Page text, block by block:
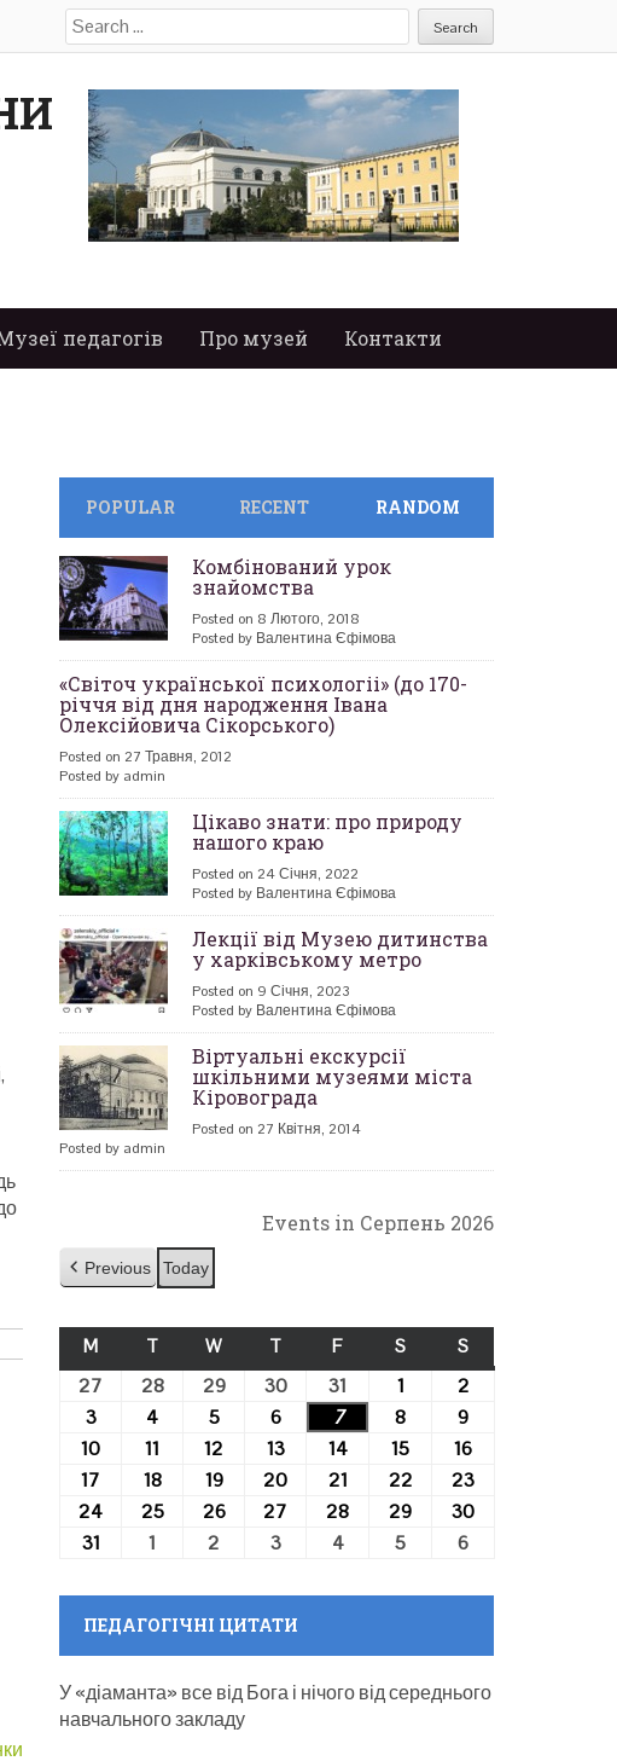
Search
for:
педагогів Про музей Контакти
POPULAR RECENT RANDOM
Комбінований урок
знайомства
Posted on 8 Лютого, 2018
Posted by Валентина Єфімова
«Світоч української психологіі» (до 170-
річчя від дня народження Івана
Олексійовича Сікорського)
Posted on 27 Травня, 2012
Posted by admin
Цікаво знати: про природу
нашого краю
Posted on 24 Січня, 2022
Posted by Валентина Єфімова
Лекції від Музею дитинства
у харківському метро
Posted on 9 Січня, 2023
Posted by Валентина Єфімова
Віртуальні екскурсії
шкільними музеями міста
Кіровограда
Posted on 27 Квітня, 2014
Posted by admin
Events in Серпень 2026
Previous Today
MПОНЕДІЛОК
TВІВТОРОК
WСЕРЕДА
TЧЕТВЕР
FП’ЯТНИЦЯ
SСУБОТА
SНЕДІЛЯ
27 27.07.2026
2828.07.2026
2929.07.2026
3030.07.2026
31 31.07.2026
1 01.08.2026
2
303.08.2026
4 04.08.2026
505.08.2026
606.08.2026
707.08.2026
8 08.08.2026
9
10 10.08.2026
11 11.08.2026
12 12.08.2026
1313.08.2026
1414.08.2026
15 15.08.2026
16
17 17.08.2026
1818.08.2026
1919.08.2026
20 20.08.2026
21 21.08.2026
22 22.08.2026
23
24 24.08.2026
2525.08.2026
2626.08.2026
27 27.08.2026
28 28.08.2026
29 29.08.2026
30
31 31.08.2026
1 01.09.2026
2 02.09.2026
303.09.2026
404.09.2026
5 05.09.2026
6
ПЕДАГОГІЧНІ ЦИТАТИ
У «діаманта» все від Бога і нічого від середнього
навчального закладу